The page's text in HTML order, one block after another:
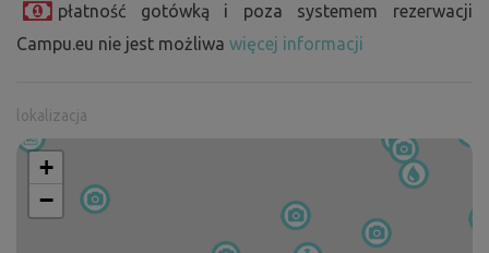
płatność gotówką i poza systemem rezerwacji
Campu.eu nie jest możliwa więcej informacji
lokalizacja
+
−